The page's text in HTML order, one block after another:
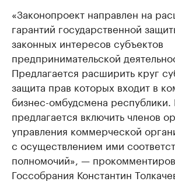
«Законопроект направлен на
гарантий государственной
законных интересов субъектов
предпринимательской
Предлагается расширить круг
защита прав которых входит в
бизнес-омбудсмена республики.
предлагается включить членов
управления коммерческой
с осуществлением ими
полномочий», —
Госсобрания Константин